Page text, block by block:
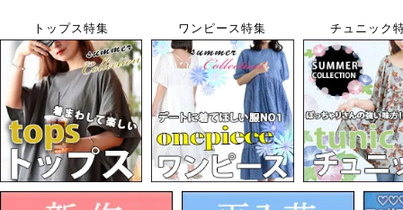
トップス特集 ワンピース特集 チュニック